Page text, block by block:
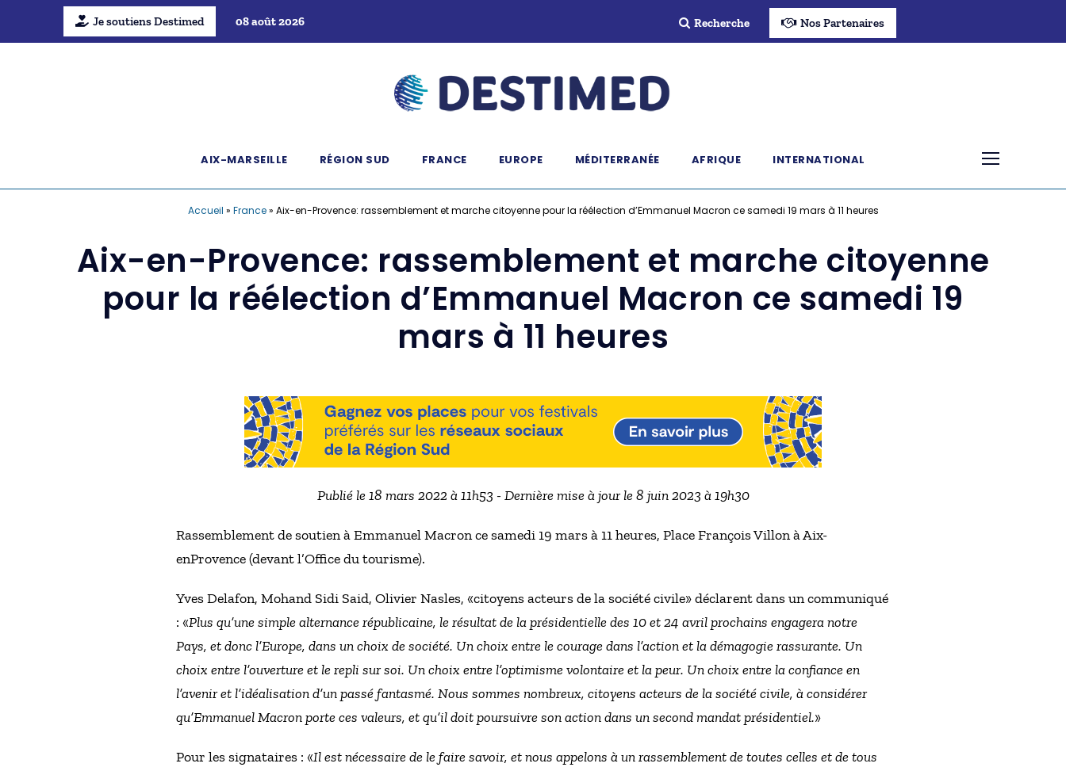
Je soutiens Destimed 08 août 2026 Recherche Nos Partenaires
AIX-MARSEILLE RÉGION SUD FRANCE EUROPE MÉDITERRANÉE AFRIQUE INTERNATIONAL
Accueil » France» Aix-en-Provence: rassemblement et marche citoyenne pour la réélection d’Emmanuel Macron ce samedi 19 mars à 11 heures
Aix-en-Provence: rassemblement et marche citoyenne
pour la réélection d’Emmanuel Macron ce samedi 19
mars à 11 heures
Publié le 18 mars 2022 à 11h53 - Dernière mise à jour le 8 juin 2023 à 19h30
Rassemblement de soutien à Emmanuel Macron ce samedi 19 mars à 11 heures, Place François Villon à Aix-
enProvence (devant l’Office du tourisme).
Yves Delafon, Mohand Sidi Said, Olivier Nasles, «citoyens acteurs de la société civile» déclarent dans un communiqué
: «Plus qu’une simple alternance républicaine, le résultat de la présidentielle des 10 et 24 avril prochains engagera notre
Pays, et donc l’Europe, dans un choix de société. Un choix entre le courage dans l’action et la démagogie rassurante. Un
choix entre l’ouverture et le repli sur soi. Un choix entre l’optimisme volontaire et la peur. Un choix entre la confiance en
l’avenir et l’idéalisation d’un passé fantasmé. Nous sommes nombreux, citoyens acteurs de la société civile, à considérer
qu’Emmanuel Macron porte ces valeurs, et qu’il doit poursuivre son action dans un second mandat présidentiel.»
Pour les signataires : «Il est nécessaire de le faire savoir, et nous appelons à un rassemblement de toutes celles et de tous